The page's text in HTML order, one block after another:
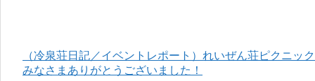
（冷泉荘日記／イベントレポート）れいぜん荘ピクニッ
みなさまありがとうございました！